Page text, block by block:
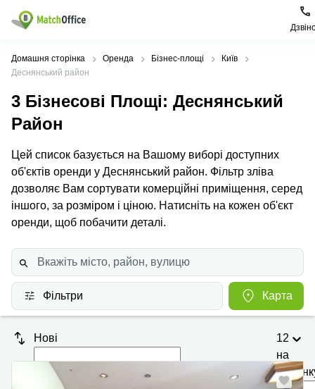
Орендувати
Тип
приміщення
Бізнес-
центри
Коворкінги
Віртуальні
офіси
Популярні
міста
Печерський
район
Подільський
район
Солом'янський
Львів
Івано-
Франківськ
Популярні
пошуки
центри
Києва
Офіси у
районі
зал Львів
Коворкінг
Київ
Допомога
Про нас
Здати в оренду
Ціна
Домашня сторінка Оренда Бізнес-площі
Київ
Деснянський район
3 Бізнесові Площі: Деснянський
Район
Цей список базується на Вашому виборі доступних
об'єктів оренди у Деснянський район. Фільтр зліва
дозволяє Вам сортувати комерційні приміщення, серед
іншого, за розміром і ціною. Натисніть на кожен об'єкт
оренди, щоб побачити деталі.
Фільтри Карта
Нові
12
на